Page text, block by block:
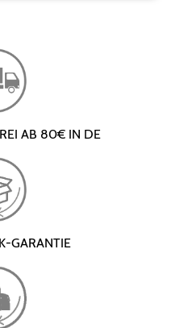
AB 80€ IN DE
GARANTIE